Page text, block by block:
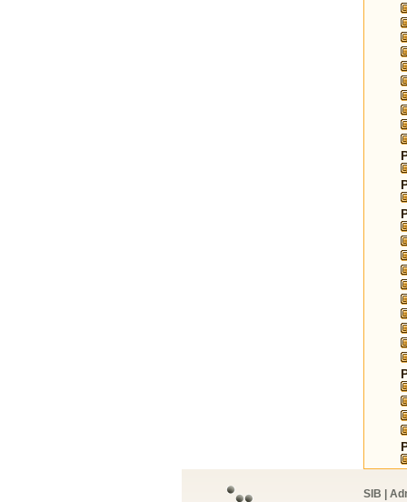
SIB |